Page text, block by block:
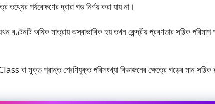
তথ্যের পর্যবেক্ষণের দ্বারা গড় নির্ণয় করা যায় না।
বণ্টনটি অধিক মাত্রায় অস্বাভাবিক হয় তখন কেন্দ্রীয় প্রবণতার সঠিক পরিমাপ
বা মুক্ত প্রান্ত শ্রেণিযুক্ত পরিসংখ্যা বিভাজনের ক্ষেত্রে গড়ের মান সঠিক